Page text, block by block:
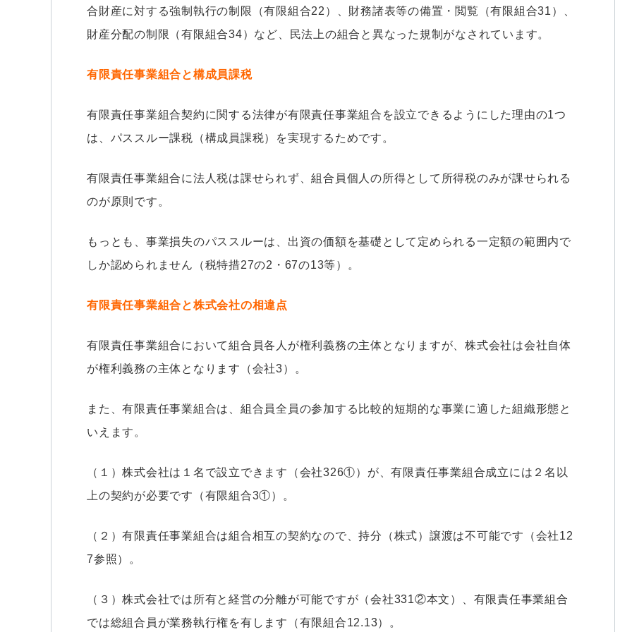
合財産に対する強制執行の制限（有限組合22）、財務諸表等の備置・閲覧（有限組合31）、
財産分配の制限（有限組合34）など、民法上の組合と異なった規制がなされています。
有限責任事業組合と構成員課税
有限責任事業組合契約に関する法律が有限責任事業組合を設立できるようにした理由の1つ
は、パススルー課税（構成員課税）を実現するためです。
有限責任事業組合に法人税は課せられず、組合員個人の所得として所得税のみが課せられる
のが原則です。
もっとも、事業損失のパススルーは、出資の価額を基礎として定められる一定額の範囲内で
しか認められません（税特措27の2・67の13等）。
有限責任事業組合と株式会社の相違点
有限責任事業組合において組合員各人が権利義務の主体となりますが、株式会社は会社自体
が権利義務の主体となります（会社3）。
また、有限責任事業組合は、組合員全員の参加する比較的短期的な事業に適した組織形態と
いえます。
（１）株式会社は１名で設立できます（会社326①）が、有限責任事業組合成立には２名以
上の契約が必要です（有限組合3①）。
（２）有限責任事業組合は組合相互の契約なので、持分（株式）譲渡は不可能です（会社12
7参照）。
（３）株式会社では所有と経営の分離が可能ですが（会社331②本文）、有限責任事業組合
では総組合員が業務執行権を有します（有限組合12.13）。